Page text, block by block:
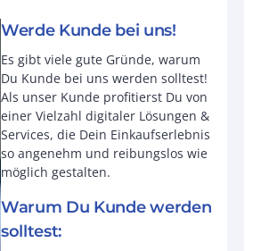
Werde Kunde bei uns!
Es gibt viele gute Gründe, warum
Du Kunde bei uns werden solltest!
Als unser Kunde profitierst Du von
einer Vielzahl digitaler Lösungen &
Services, die Dein Einkaufserlebnis
so angenehm und reibungslos wie
möglich gestalten.
Warum Du Kunde werden
solltest: